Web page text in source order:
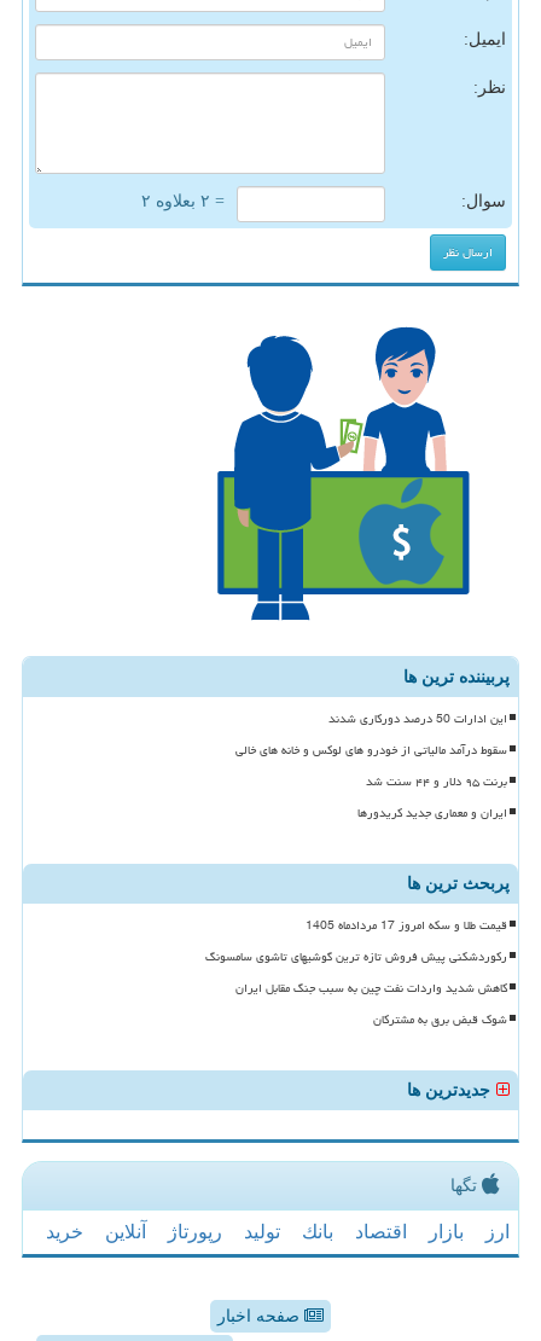
ایمیل:
نظر:
سوال: = ۲ بعلاوه ۲
پربیننده ترین ها
این ادارات 50 درصد دورکاری شدند
سقوط درآمد مالیاتی از خودرو های لوکس و خانه های خالی
برنت ۹۵ دلار و ۴۴ سنت شد
ایران و معماری جدید کریدورها
پربحث ترین ها
قیمت طلا و سکه امروز 17 مردادماه 1405
رکوردشکنی پیش فروش تازه ترین گوشیهای تاشوی سامسونگ
کاهش شدید واردات نفت چین به سبب جنگ مقابل ایران
شوک قبض برق به مشترکان
جدیدترین ها
تگها
ارز بازار اقتصاد بانك تولید رپورتاژ آنلاین خرید
صفحه اخبار